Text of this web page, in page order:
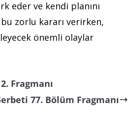
eder ve kendi planını
zorlu kararı verirken,
önemli olaylar
Fragmanı
77. Bölüm Fragmanı